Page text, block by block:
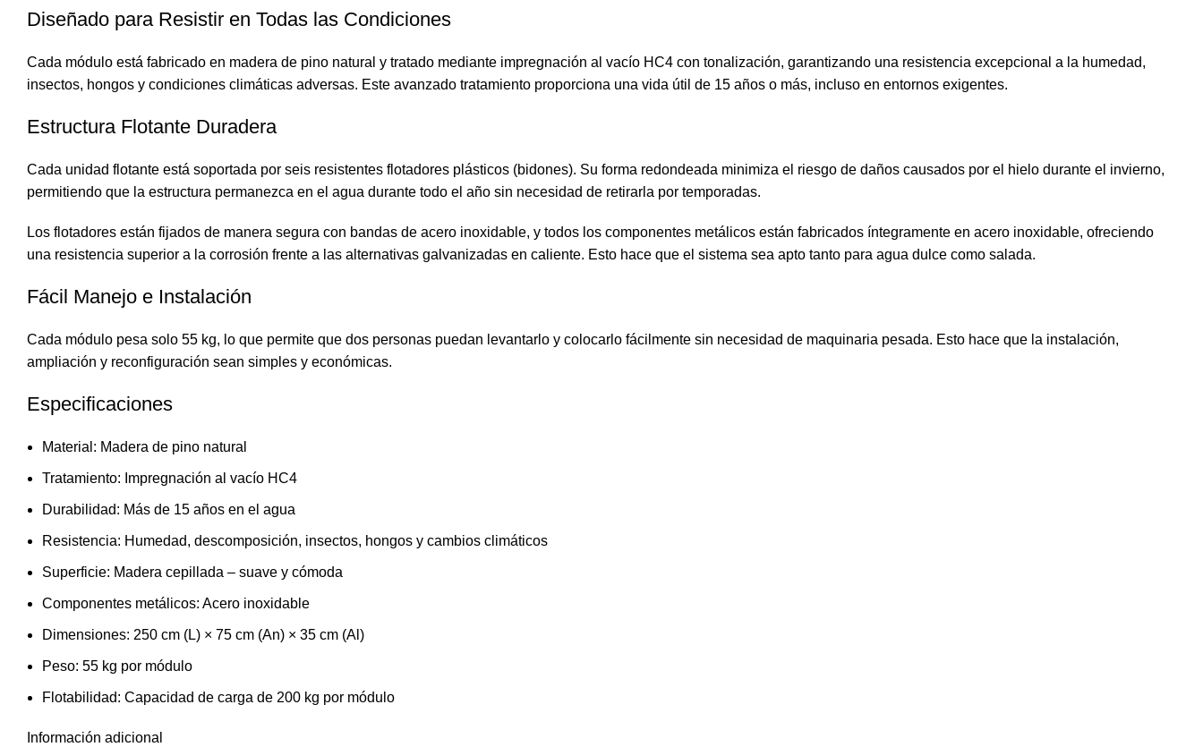
Diseñado para Resistir en Todas las Condiciones
Cada módulo está fabricado en madera de pino natural y tratado mediante impregnación al vacío HC4 con tonalización, garantizando una resistencia excepcional a la humedad,
insectos, hongos y condiciones climáticas adversas. Este avanzado tratamiento proporciona una vida útil de 15 años o más, incluso en entornos exigentes.
Estructura Flotante Duradera
Cada unidad flotante está soportada por seis resistentes flotadores plásticos (bidones). Su forma redondeada minimiza el riesgo de daños causados por el hielo durante el invierno,
permitiendo que la estructura permanezca en el agua durante todo el año sin necesidad de retirarla por temporadas.
Los flotadores están fijados de manera segura con bandas de acero inoxidable, y todos los componentes metálicos están fabricados íntegramente en acero inoxidable, ofreciendo
una resistencia superior a la corrosión frente a las alternativas galvanizadas en caliente. Esto hace que el sistema sea apto tanto para agua dulce como salada.
Fácil Manejo e Instalación
Cada módulo pesa solo 55 kg, lo que permite que dos personas puedan levantarlo y colocarlo fácilmente sin necesidad de maquinaria pesada. Esto hace que la instalación,
ampliación y reconfiguración sean simples y económicas.
Especificaciones
Material: Madera de pino natural
Tratamiento: Impregnación al vacío HC4
Durabilidad: Más de 15 años en el agua
Resistencia: Humedad, descomposición, insectos, hongos y cambios climáticos
Superficie: Madera cepillada – suave y cómoda
Componentes metálicos: Acero inoxidable
Dimensiones: 250 cm (L) × 75 cm (An) × 35 cm (Al)
Peso: 55 kg por módulo
Flotabilidad: Capacidad de carga de 200 kg por módulo
Información adicional